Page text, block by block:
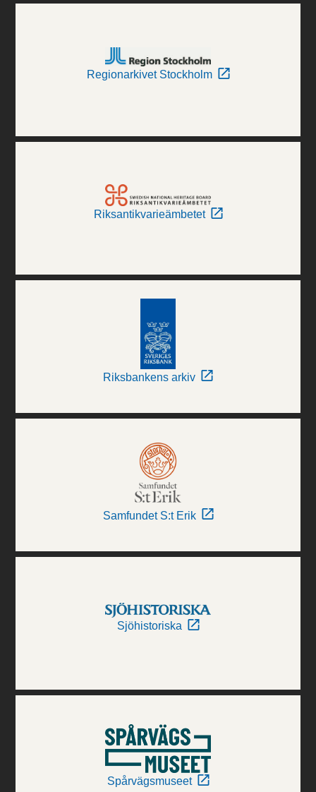
Regionarkivet Stockholm
Riksantikvarieämbetet
Riksbankens arkiv
Samfundet S:t Erik
Sjöhistoriska
Spårvägsmuseet